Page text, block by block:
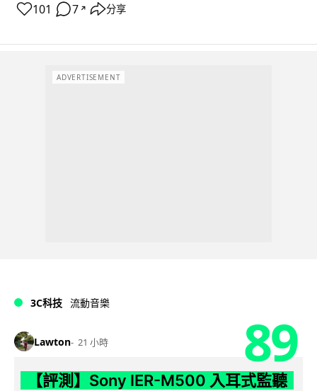
101 7 ↗ 分享
ADVERTISEMENT
3C科技 流動音樂
Lawton 21 小時 89
【評測】Sony IER-M500 入耳式監聽